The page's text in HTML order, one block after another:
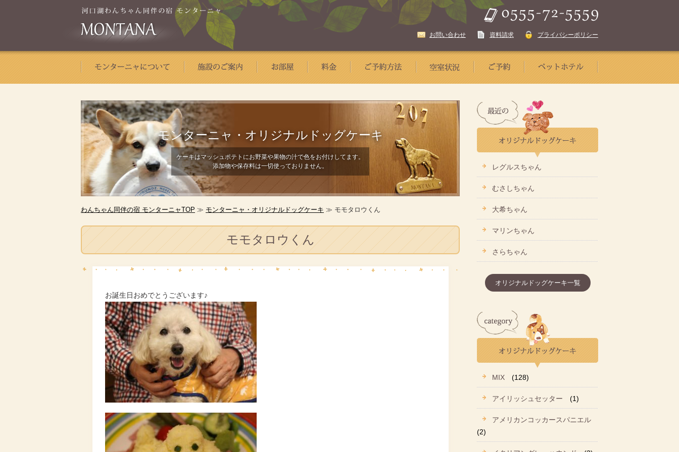
お問い合わせ 資料請求 プライバシーポリシー
モンターニャ・ オリジナルドッグケーキ
ケーキはマッシュポテトにお野菜や果物の汁で色をお付けしてます。
添加物や保存料は一切使っておりません。
わんちゃん同伴の宿 モンターニャTOP ≫ モンターニャ・オリジナルドッグケーキ ≫ モモタロウくん
モモタロウくん
お誕生日おめでとうございます♪
レグルスちゃん
むさしちゃん
大希ちゃん
マリンちゃん
さらちゃん
オリジナルドッグケーキ一覧
MIX (128)
アイリッシュセッター (1)
アメリカンコッカースパニエル
(2)